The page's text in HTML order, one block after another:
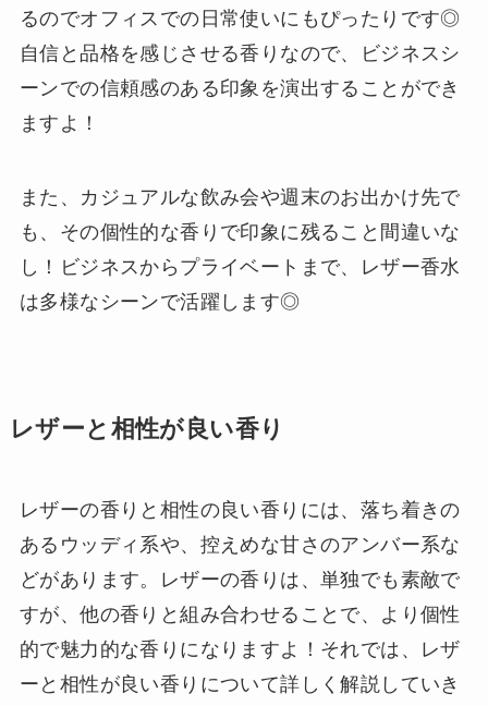
るのでオフィスでの日常使いにもぴったりです◎
自信と品格を感じさせる香りなので、ビジネスシ
ーンでの信頼感のある印象を演出することができ
ますよ！
また、カジュアルな飲み会や週末のお出かけ先で
も、その個性的な香りで印象に残ること間違いな
し！ビジネスからプライベートまで、レザー香水
は多様なシーンで活躍します◎
レザーと相性が良い香り
レザーの香りと相性の良い香りには、落ち着きの
あるウッディ系や、控えめな甘さのアンバー系な
どがあります。レザーの香りは、単独でも素敵で
すが、他の香りと組み合わせることで、より個性
的で魅力的な香りになりますよ！それでは、レザ
ーと相性が良い香りについて詳しく解説していき